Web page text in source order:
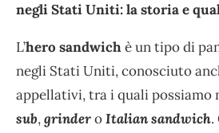
negli Stati Uniti: la storia e
L’hero sandwichè un tipo di
negli Stati Uniti, conosciuto
appellativi, tra i quali possiamo
sub,grinderoItalian sandwich.